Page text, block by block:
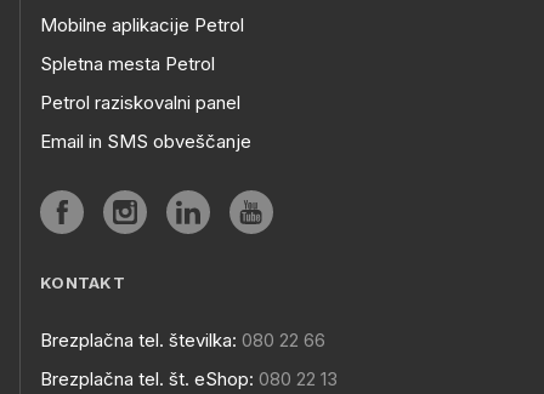
Mobilne aplikacije Petrol
Spletna mesta Petrol
Petrol raziskovalni panel
Email in SMS obveščanje
KONTAKT
Brezplačna tel. številka: 080 22 66
Brezplačna tel. št. eShop: 080 22 13